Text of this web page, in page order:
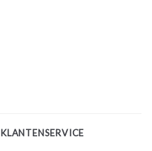
KLANTENSERVICE